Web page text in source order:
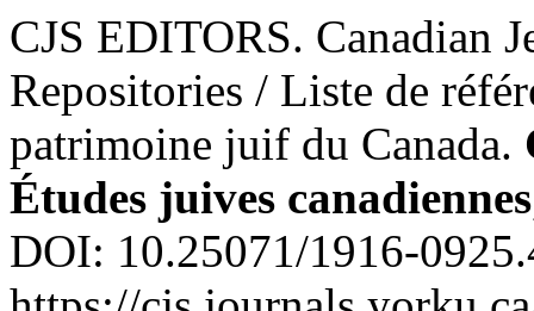
CJS EDITORS. Canadian
Repositories / Liste de
patrimoine juif du Canada.
Études juives canadiennes
DOI: 10.25071/1916-